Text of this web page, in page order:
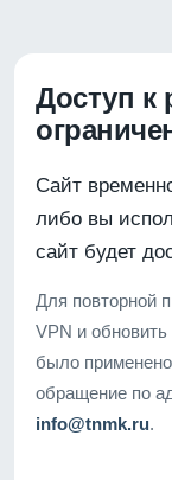
Доступ к
Сайт
либо вы
сайт будет
Для повторной
VPN и обновить
было
обращение по
info@tnmk.ru.